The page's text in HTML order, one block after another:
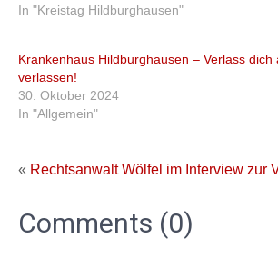
In "Kreistag Hildburghausen"
Krankenhaus Hildburghausen – Verlass
verlassen!
30. Oktober 2024
In "Allgemein"
« Rechtsanwalt Wölfel im Interview zur
Comments (0)